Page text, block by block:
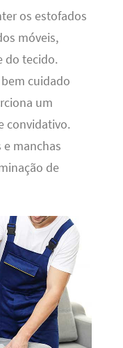
os estofados
móveis,
do tecido.
cuidado
um
convidativo.
e manchas
de